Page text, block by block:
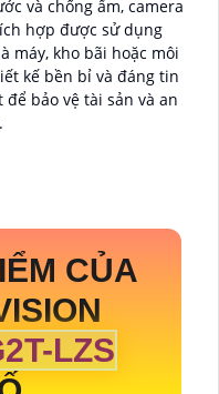
và chống ẩm, camera
hợp được sử dụng
máy, kho bãi hoặc môi
kế bền bỉ và đáng tin
bảo vệ tài sản và an
CỦA
LZS